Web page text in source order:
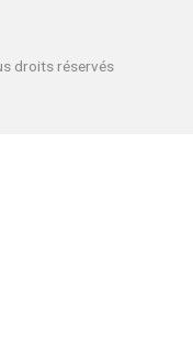
droits réservés